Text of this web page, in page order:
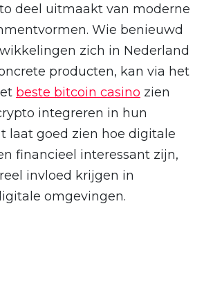
deel uitmaakt van moderne
Wie benieuwd
zich in Nederland
producten, kan via het
beste bitcoin casino zien
integreren in hun
laat goed zien hoe digitale
financieel interessant zijn,
invloed krijgen in
omgevingen.